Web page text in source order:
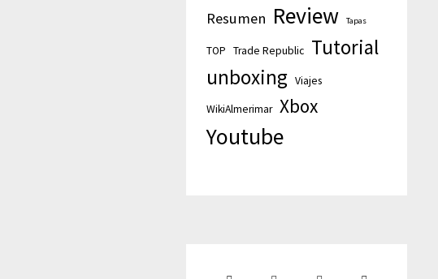
Resumen Review Tapas
TOP Trade Republic Tutorial
unboxing Viajes
WikiAlmerimar Xbox
Youtube